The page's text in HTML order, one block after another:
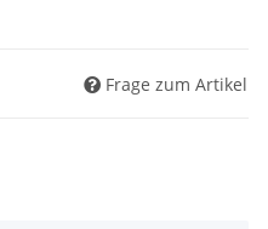
Frage zum Artikel